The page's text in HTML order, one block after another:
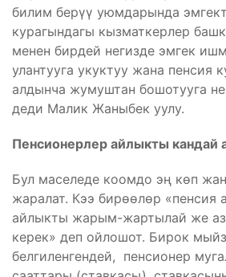
билим берүү уюмдарында
курагындагы кызматкерлер
менен бирдей негизде эмгек
улантууга укуктуу жана пенсия
алдынча жумуштан бошотууга
деди Малик Жаныбек уулу.
Пенсионерлер айлыкты кандай
Бул маселеде коомдо эң көп
жаралат. Кээ бирөөлөр «пенсия
айлыкты жарым-жартылай же
керек» деп ойлошот. Бирок
белгиленгендей, пенсионер